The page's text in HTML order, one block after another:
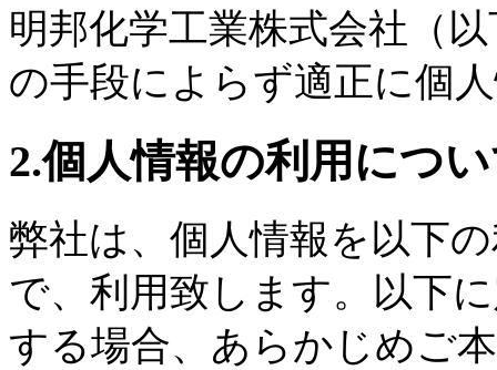
明邦化学工業株式会社（
の手段によらず適正に個
2.個人情報の利用につ
弊社は、個人情報を以下
で、利用致します。以下
する場合、あらかじめご